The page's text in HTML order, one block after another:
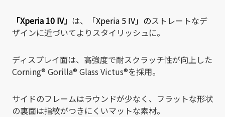
「Xperia 10 IV」 は、 「Xperia 5 IV」のストレートなデ
ザインに近づいてよりスタイリッシュに。
ディスプレイ面は、高強度で耐スクラッチ性が向上した
Corning® Gorilla® Glass Victus®を採用。
サイドのフレームはラウンドが少なく、フラットな形状
の裏面は指紋がつきにくいマットな素材。